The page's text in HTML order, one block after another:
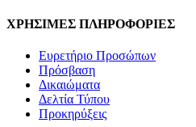
ΧΡΗΣΙΜΕΣ ΠΛΗΡΟΦΟΡΙΕΣ
Ευρετήριο Προσώπων
Πρόσβαση
Δικαιώματα
Δελτία Τύπου
Προκηρύξεις